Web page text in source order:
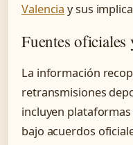
Valencia y sus
Fuentes oficiales
La información
retransmisiones
incluyen
bajo acuerdos